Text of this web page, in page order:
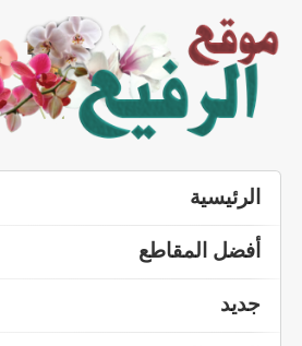
الرئيسية
أفضل المقاطع
جديد